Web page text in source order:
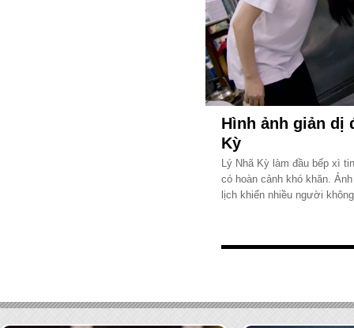
Hình ảnh giản dị
Kỳ
Lý Nhã Kỳ làm đầu bếp xì
có hoàn cảnh khó khăn.
lịch khiến nhiều người